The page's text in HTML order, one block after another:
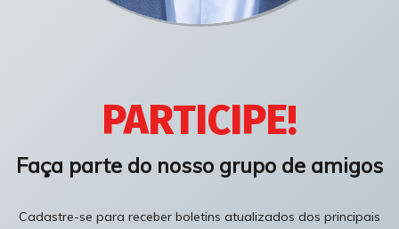
PARTICIPE!
Faça parte do nosso grupo de amigos
Cadastre-se para receber boletins atualizados dos principais